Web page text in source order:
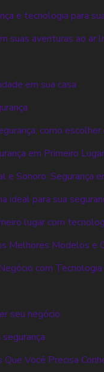
e tecnologia para
suas aventuras ao ar
em sua casa
como
em Primeiro Lugar
e Sonoro: Segurança
ideal para sua
lugar com
Melhores Modelos e
com
seu negócio
Você Precisa